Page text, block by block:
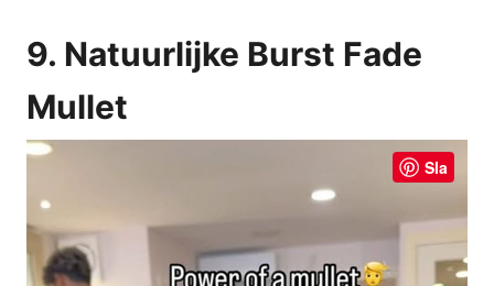
9. Natuurlijke Burst Fade
Mullet
Sla